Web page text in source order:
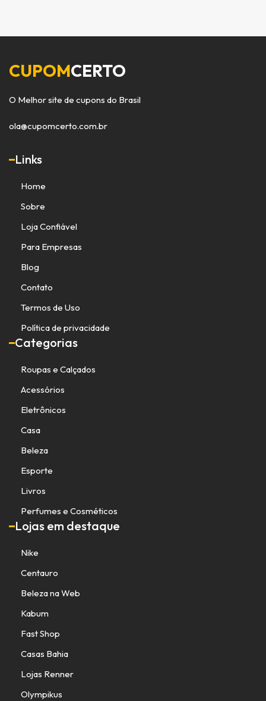
CUPOMCERTO
O Melhor site de cupons do Brasil
ola@cupomcerto.com.br
Links
Home
Sobre
Loja Confiável
Para Empresas
Blog
Contato
Termos de Uso
Política de privacidade
Categorias
Roupas e Calçados
Acessórios
Eletrônicos
Casa
Beleza
Esporte
Livros
Perfumes e Cosméticos
Lojas em destaque
Nike
Centauro
Beleza na Web
Kabum
Fast Shop
Casas Bahia
Lojas Renner
Olympikus